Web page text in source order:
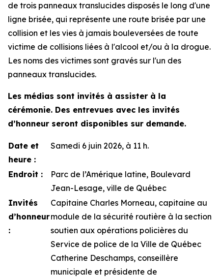
de trois panneaux translucides disposés le long d'une
ligne brisée, qui représente une route brisée par une
collision et les vies à jamais bouleversées de toute
victime de collisions liées à l'alcool et/ou à la drogue.
Les noms des victimes sont gravés sur l'un des
panneaux translucides.
Les médias sont invités à assister à la
cérémonie. Des entrevues avec les invités
d’honneur seront disponibles sur demande.
Date et
heure :
Samedi 6 juin 2026, à 11 h.
Endroit :
Parc de l’Amérique latine, Boulevard
Jean-Lesage, ville de Québec
Invités
d’honneur
:
Capitaine Charles Morneau, capitaine au
module de la sécurité routière à la section
soutien aux opérations policières du
Service de police de la Ville de Québec
Catherine Deschamps, conseillère
municipale et présidente de